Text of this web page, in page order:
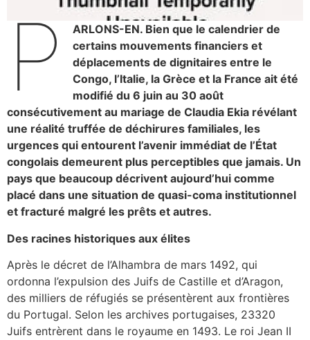
P
ARLONS-EN. Bien que le calendrier de
certains mouvements financiers et
déplacements de dignitaires entre le
Congo, l’Italie, la Grèce et la France ait été
modifié du 6 juin au 30 août
consécutivement au mariage de Claudia Ekia révélant
une réalité truffée de déchirures familiales, les
urgences qui entourent l’avenir immédiat de l’État
congolais demeurent plus perceptibles que jamais. Un
pays que beaucoup décrivent aujourd’hui comme
placé dans une situation de quasi-coma institutionnel
et fracturé malgré les prêts et autres.
Des racines historiques aux élites
Après le décret de l’Alhambra de mars 1492, qui
ordonna l’expulsion des Juifs de Castille et d’Aragon,
des milliers de réfugiés se présentèrent aux frontières
du Portugal. Selon les archives portugaises, 23320
Juifs entrèrent dans le royaume en 1493. Le roi Jean II